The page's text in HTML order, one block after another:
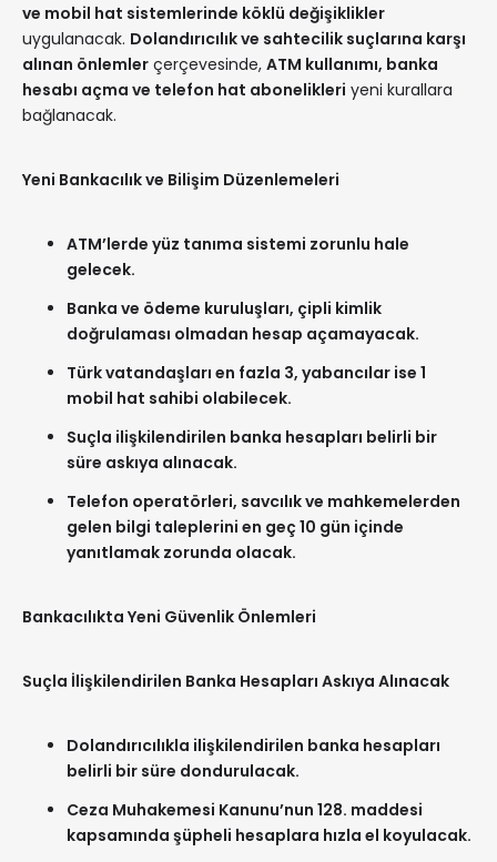
ve mobil hat sistemlerinde köklü değişiklikler
uygulanacak. Dolandırıcılık ve sahtecilik suçlarına karşı
alınan önlemler çerçevesinde, ATM kullanımı, banka
hesabı açma ve telefon hat abonelikleri yeni kurallara
bağlanacak.
Yeni Bankacılık ve Bilişim Düzenlemeleri
ATM’lerde yüz tanıma sistemi zorunlu hale
gelecek.
Banka ve ödeme kuruluşları, çipli kimlik
doğrulaması olmadan hesap açamayacak.
Türk vatandaşları en fazla 3, yabancılar ise 1
mobil hat sahibi olabilecek.
Suçla ilişkilendirilen banka hesapları belirli bir
süre askıya alınacak.
Telefon operatörleri, savcılık ve mahkemelerden
gelen bilgi taleplerini en geç 10 gün içinde
yanıtlamak zorunda olacak.
Bankacılıkta Yeni Güvenlik Önlemleri
Suçla İlişkilendirilen Banka Hesapları Askıya Alınacak
Dolandırıcılıkla ilişkilendirilen banka hesapları
belirli bir süre dondurulacak.
Ceza Muhakemesi Kanunu’nun 128. maddesi
kapsamında şüpheli hesaplara hızla el koyulacak.